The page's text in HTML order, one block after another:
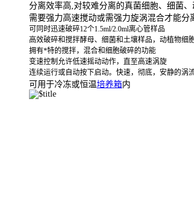
分离效率高,对较难分离的真菌细胞、细菌
需要强力高速搅动或需强力旋涡混合才能分
可同时迅速破碎12个1.5ml/2.0ml离心管样品
高效破碎和搅拌酵母、细菌和土壤样品，动植物细
拥有*特的搅拌，混合和细胞破碎的功能
变速控制允许低速摇动动作，直至高速涡旋
连续运行或自动按下启动。快速，彻底，安静的涡
可用于冷冻或恒温培养箱内